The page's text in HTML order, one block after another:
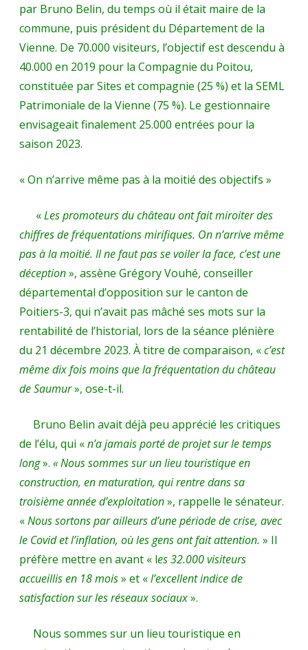
par Bruno Belin, du temps où il était maire de la
commune, puis président du Département de la
Vienne. De 70.000 visiteurs, l’objectif est descendu à
40.000 en 2019 pour la Compagnie du Poitou,
constituée par Sites et compagnie (25 %) et la SEML
Patrimoniale de la Vienne (75 %). Le gestionnaire
envisageait finalement 25.000 entrées pour la
saison 2023.
« On n’arrive même pas à la moitié des objectifs »
«Les promoteurs du château ont fait miroiter des
chiffres de fréquentations mirifiques. On n’arrive même
pas à la moitié. Il ne faut pas se voiler la face, c’est une
déception», assène Grégory Vouhé, conseiller
départemental d’opposition sur le canton de
Poitiers-3, qui n’avait pas mâché ses mots sur la
rentabilité de l’historial, lors de la séance plénière
du 21 décembre 2023. À titre de comparaison, «c’est
même dix fois moins que la fréquentation du château
de Saumur», ose-t-il.
Bruno Belin avait déjà peu apprécié les critiques
de l’élu, qui «n’a jamais porté de projet sur le temps
long». « Nous sommes sur un lieu touristique en
construction, en maturation, qui rentre dans sa
troisième année d’exploitation», rappelle le sénateur.
«Nous sortons par ailleurs d’une période de crise, avec
le Covid et l’inflation, où les gens ont fait attention. » Il
préfère mettre en avant « les 32.000 visiteurs
accueillis en 18 mois» et «l’excellent indice de
satisfaction sur les réseaux sociaux».
Nous sommes sur un lieu touristique en